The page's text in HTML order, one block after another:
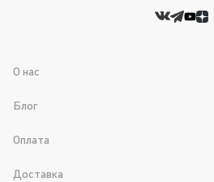
О нас
Блог
Оплата
Доставка